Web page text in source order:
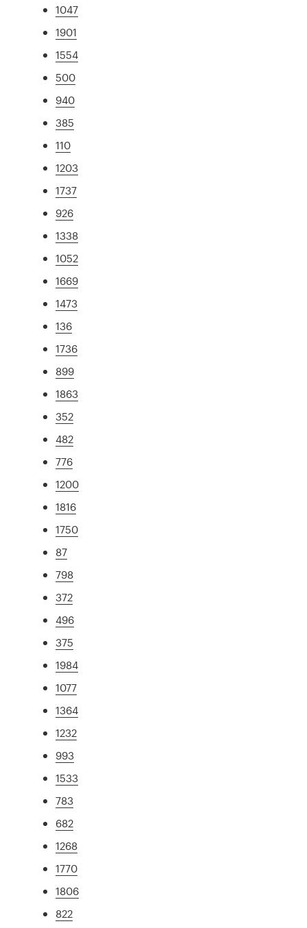
1047
1901
1554
500
940
385
110
1203
1737
926
1338
1052
1669
1473
136
1736
899
1863
352
482
776
1200
1816
1750
87
798
372
496
375
1984
1077
1364
1232
993
1533
783
682
1268
1770
1806
822